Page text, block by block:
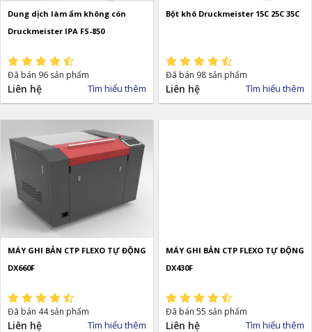
Dung dịch làm ẩm không cón
Druckmeister IPA FS-850
Đã bán 96 sản phẩm
Liên hệ Tìm hiểu thêm
Bột khô Druckmeister 15C 25C 35C
Đã bán 98 sản phẩm
Liên hệ Tìm hiểu thêm
MÁY GHI BẢN CTP FLEXO TỰ ĐỘNG
DX660F
Đã bán 44 sản phẩm
Liên hệ Tìm hiểu thêm
MÁY GHI BẢN CTP FLEXO TỰ ĐỘNG
DX430F
Đã bán 55 sản phẩm
Liên hệ Tìm hiểu thêm